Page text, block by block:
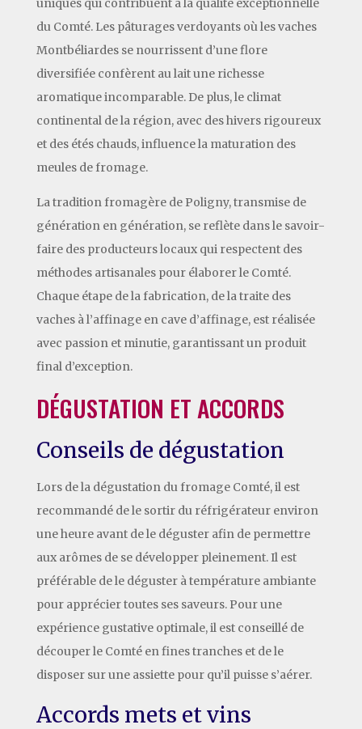
uniques qui contribuent à la qualité exceptionnelle
du Comté. Les pâturages verdoyants où les vaches
Montbéliardes se nourrissent d’une flore
diversifiée confèrent au lait une richesse
aromatique incomparable. De plus, le climat
continental de la région, avec des hivers rigoureux
et des étés chauds, influence la maturation des
meules de fromage.
La tradition fromagère de Poligny, transmise de
génération en génération, se reflète dans le savoir-
faire des producteurs locaux qui respectent des
méthodes artisanales pour élaborer le Comté.
Chaque étape de la fabrication, de la traite des
vaches à l’affinage en cave d’affinage, est réalisée
avec passion et minutie, garantissant un produit
final d’exception.
DÉGUSTATION ET ACCORDS
Conseils de dégustation
Lors de la dégustation du fromage Comté, il est
recommandé de le sortir du réfrigérateur environ
une heure avant de le déguster afin de permettre
aux arômes de se développer pleinement. Il est
préférable de le déguster à température ambiante
pour apprécier toutes ses saveurs. Pour une
expérience gustative optimale, il est conseillé de
découper le Comté en fines tranches et de le
disposer sur une assiette pour qu’il puisse s’aérer.
Accords mets et vins